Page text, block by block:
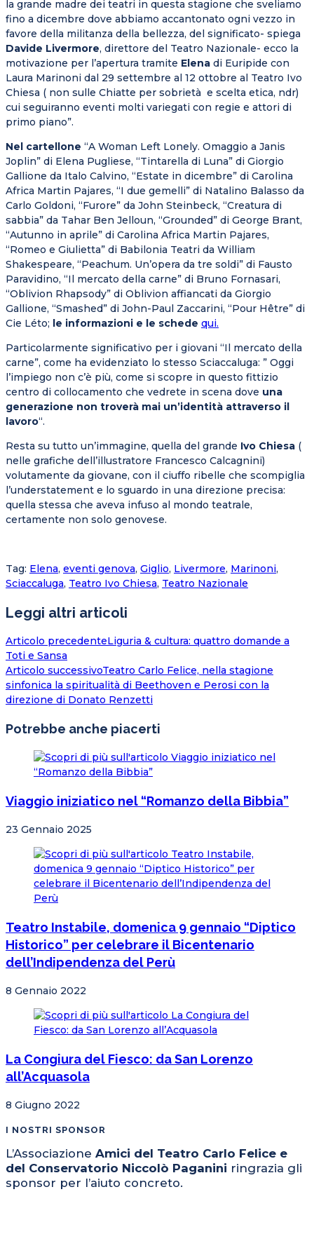
la grande madre dei teatri in questa stagione che sveliamo
fino a dicembre dove abbiamo accantonato ogni vezzo in
favore della militanza della bellezza, del significato- spiega
Davide Livermore, direttore del Teatro Nazionale- ecco la
motivazione per l’apertura tramite Elena di Euripide con
Laura Marinoni dal 29 settembre al 12 ottobre al Teatro Ivo
Chiesa ( non sulle Chiatte per sobrietà e scelta etica, ndr)
cui seguiranno eventi molti variegati con regie e attori di
primo piano”.
Nel cartellone “A Woman Left Lonely. Omaggio a Janis
Joplin” di Elena Pugliese, “Tintarella di Luna” di Giorgio
Gallione da Italo Calvino, “Estate in dicembre” di Carolina
Africa Martin Pajares, “I due gemelli” di Natalino Balasso da
Carlo Goldoni, “Furore” da John Steinbeck, “Creatura di
sabbia” da Tahar Ben Jelloun, “Grounded” di George Brant,
“Autunno in aprile” di Carolina Africa Martin Pajares,
“Romeo e Giulietta” di Babilonia Teatri da William
Shakespeare, “Peachum. Un’opera da tre soldi” di Fausto
Paravidino, “Il mercato della carne” di Bruno Fornasari,
“Oblivion Rhapsody” di Oblivion affiancati da Giorgio
Gallione, “Smashed” di John-Paul Zaccarini, “Pour Hêtre” di
Cie Léto; le informazioni e le schede qui.
Particolarmente significativo per i giovani “Il mercato della
carne”, come ha evidenziato lo stesso Sciaccaluga: ” Oggi
l’impiego non c’è più, come si scopre in questo fittizio
centro di collocamento che vedrete in scena dove una
generazione non troverà mai un’identità attraverso il
lavoro“.
Resta su tutto un’immagine, quella del grande Ivo Chiesa (
nelle grafiche dell’illustratore Francesco Calcagnini)
volutamente da giovane, con il ciuffo ribelle che scompiglia
l’understatement e lo sguardo in una direzione precisa:
quella stessa che aveva infuso al mondo teatrale,
certamente non solo genovese.
Tag: Elena, eventi genova, Giglio, Livermore, Marinoni,
Sciaccaluga, Teatro Ivo Chiesa, Teatro Nazionale
Leggi altri articoli
Articolo precedenteLiguria & cultura: quattro domande a
Toti e Sansa
Articolo successivoTeatro Carlo Felice, nella stagione
sinfonica la spiritualità di Beethoven e Perosi con la
direzione di Donato Renzetti
Potrebbe anche piacerti
Viaggio iniziatico nel “Romanzo della Bibbia”
23 Gennaio 2025
Teatro Instabile, domenica 9 gennaio “Diptico
Historico” per celebrare il Bicentenario
dell’Indipendenza del Perù
8 Gennaio 2022
La Congiura del Fiesco: da San Lorenzo
all’Acquasola
8 Giugno 2022
I NOSTRI SPONSOR
L’Associazione Amici del Teatro Carlo Felice e
del Conservatorio Niccolò Paganini ringrazia gli
sponsor per l’aiuto concreto.